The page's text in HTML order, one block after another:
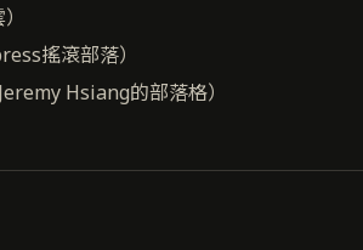
搖滾部落）
Jeremy Hsiang的部落格）